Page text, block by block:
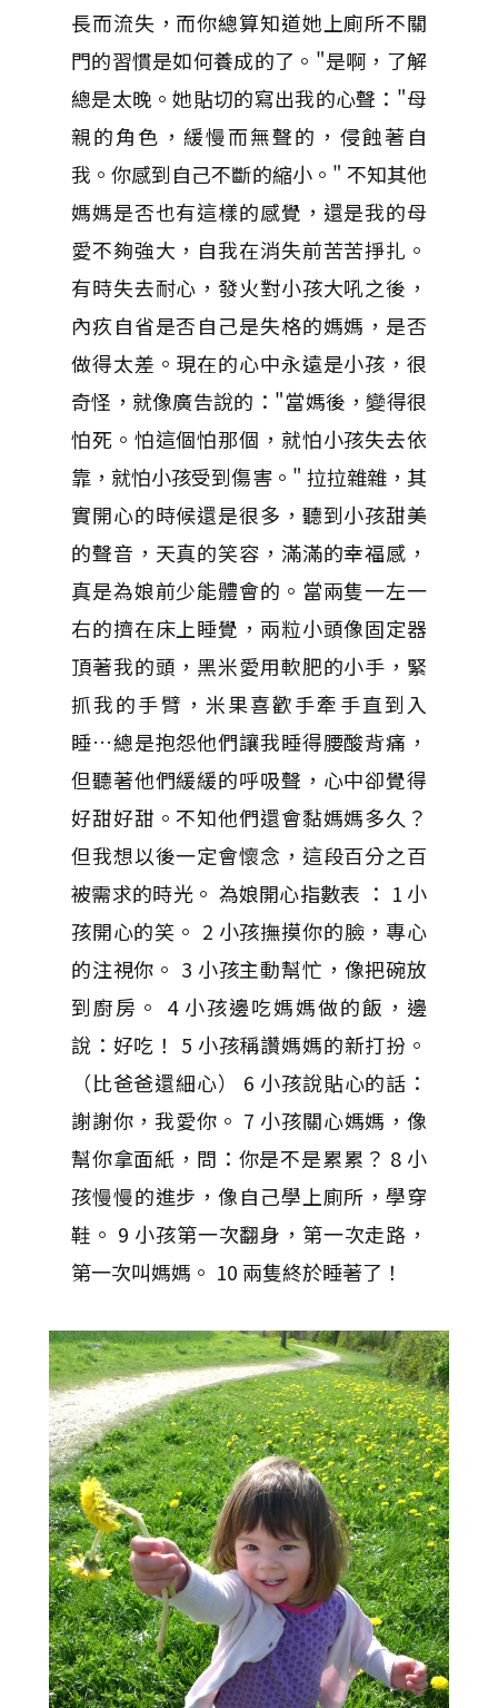
長而流失，而你總算知道她上廁所不關
門的習慣是如何養成的了。"是啊，了解
總是太晚。她貼切的寫出我的心聲："母
親的角色，緩慢而無聲的，侵蝕著自
我。你感到自己不斷的縮小。" 不知其他
媽媽是否也有這樣的感覺，還是我的母
愛不夠強大，自我在消失前苦苦掙扎。
有時失去耐心，發火對小孩大吼之後，
內疚自省是否自己是失格的媽媽，是否
做得太差。現在的心中永遠是小孩，很
奇怪，就像廣告說的："當媽後，變得很
怕死。怕這個怕那個，就怕小孩失去依
靠，就怕小孩受到傷害。" 拉拉雜雜，其
實開心的時候還是很多，聽到小孩甜美
的聲音，天真的笑容，滿滿的幸福感，
真是為娘前少能體會的。當兩隻一左一
右的擠在床上睡覺，兩粒小頭像固定器
頂著我的頭，黑米愛用軟肥的小手，緊
抓我的手臂，米果喜歡手牽手直到入
睡…總是抱怨他們讓我睡得腰酸背痛，
但聽著他們緩緩的呼吸聲，心中卻覺得
好甜好甜。不知他們還會黏媽媽多久？
但我想以後一定會懷念，這段百分之百
被需求的時光。 為娘開心指數表 ： 1 小
孩開心的笑。 2 小孩撫摸你的臉，專心
的注視你。 3 小孩主動幫忙，像把碗放
到廚房。 4 小孩邊吃媽媽做的飯，邊
說：好吃！ 5 小孩稱讚媽媽的新打扮。
（比爸爸還細心） 6 小孩說貼心的話：
謝謝你，我愛你。 7 小孩關心媽媽，像
幫你拿面紙，問：你是不是累累？ 8 小
孩慢慢的進步，像自己學上廁所，學穿
鞋。 9 小孩第一次翻身，第一次走路，
第一次叫媽媽。 10 兩隻終於睡著了！